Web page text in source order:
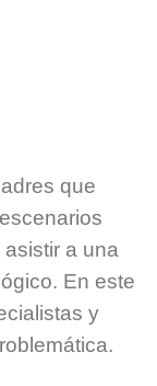
que
a una
En este
y